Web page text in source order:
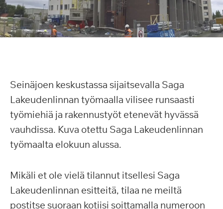
Seinäjoen keskustassa sijaitsevalla Saga
Lakeudenlinnan työmaalla vilisee runsaasti
työmiehiä ja rakennustyöt etenevät hyvässä
vauhdissa. Kuva otettu Saga Lakeudenlinnan
työmaalta elokuun alussa.
Mikäli et ole vielä tilannut itsellesi Saga
Lakeudenlinnan esitteitä, tilaa ne meiltä
postitse suoraan kotiisi soittamalla numeroon